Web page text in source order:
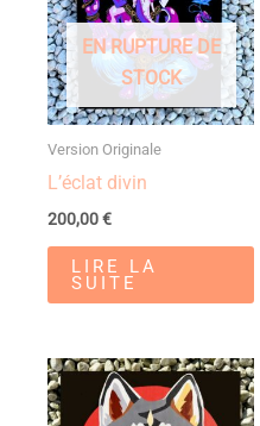
EN RUPTURE DE
STOCK
Version Originale
L’éclat divin
200,00€
LIRE LA
SUITE